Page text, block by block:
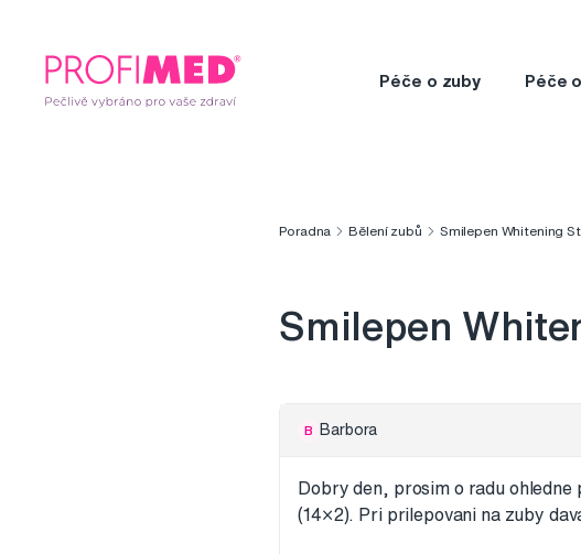
Péče o zuby Péče
Poradna Bělení zubů Smilepen Whitening
Smilepen
B Barbora
Dobry den, prosim o radu
(14×2). Pri prilepovani na zuby